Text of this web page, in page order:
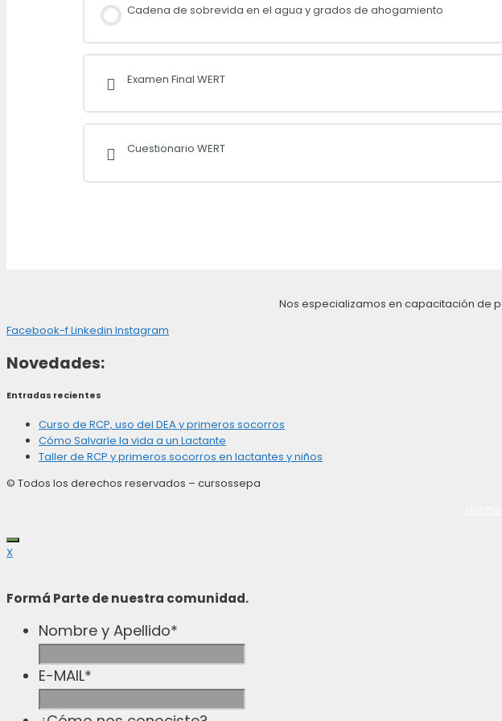
Cadena de sobrevida en el agua y grados de ahogamiento
Examen Final WERT
Cuestionario WERT
Nos especializamos en capacitación de
Facebook-fLinkedin Instagram
Novedades:
Entradas recientes
Curso de RCP, uso del DEA y primeros socorros
Cómo Salvarle la vida a un Lactante
Taller de RCP y primeros socorros en lactantes y niños
© Todos los derechos reservados – cursossepa
Cerrar
X
Formá Parte de nuestra comunidad.
Nombre y Apellido*
E-MAIL*